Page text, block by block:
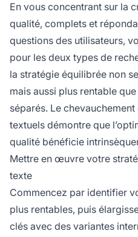
En vous concentrant sur la
qualité, complets et
questions des utilisateurs,
pour les deux types de
la stratégie équilibrée non
mais aussi plus rentable
séparés. Le
textuels démontre que
qualité bénéficie
Mettre en œuvre votre
texte
Commencez par identifier
plus rentables, puis
clés avec des variantes